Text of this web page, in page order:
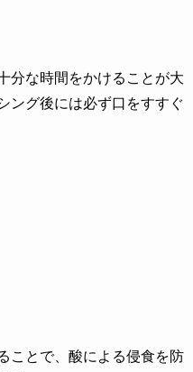
分な時間をかけることが大
ング後には必ず口をすすぐ
ことで、酸による侵食を防